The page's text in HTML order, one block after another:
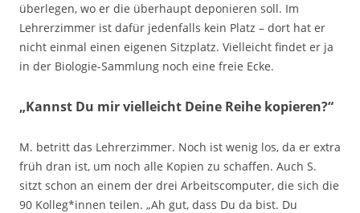
überlegen, wo er die überhaupt deponieren soll. Im
Lehrerzimmer ist dafür jedenfalls kein Platz – dort hat er
nicht einmal einen eigenen Sitzplatz. Vielleicht findet er ja
in der Biologie-Sammlung noch eine freie Ecke.
„Kannst Du mir vielleicht Deine Reihe kopieren?“
M. betritt das Lehrerzimmer. Noch ist wenig los, da er extra
früh dran ist, um noch alle Kopien zu schaffen. Auch S.
sitzt schon an einem der drei Arbeitscomputer, die sich die
90 Kolleg*innen teilen. „Ah gut, dass Du da bist. Du